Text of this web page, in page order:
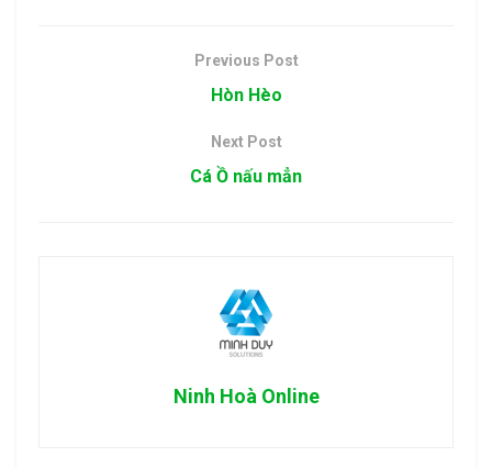
Previous Post
Hòn Hèo
Next Post
Cá Ồ nấu mẳn
Ninh Hoà Online